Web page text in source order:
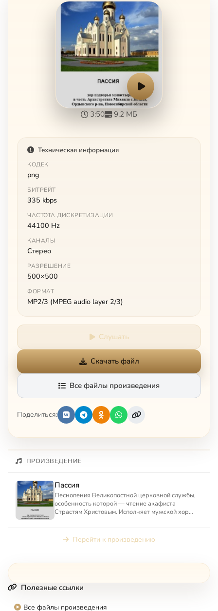
3:50 9.2 МБ
Техническая информация
КОДЕК
png
БИТРЕЙТ
335 kbps
ЧАСТОТА ДИСКРЕТИЗАЦИИ
44100 Hz
КАНАЛЫ
Стерео
РАЗРЕШЕНИЕ
500×500
ФОРМАТ
MP2/3 (MPEG audio layer 2/3)
Слушать
Скачать файл
Все файлы произведения
Поделиться:
ПРОИЗВЕДЕНИЕ
Пассия
Песнопения Великопостной церковной службы,
особенность которой — чтение акафиста
Страстям Христовым. Исполняет мужской хор
Перейти к произведению
Полезные ссылки
Все файлы произведения